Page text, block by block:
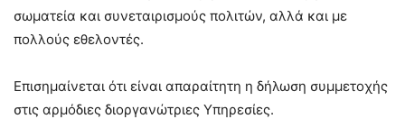
σωματεία και συνεταιρισμούς πολιτών, αλλά και με
πολλούς εθελοντές.
Επισημαίνεται ότι είναι απαραίτητη η δήλωση συμμετοχής
στις αρμόδιες διοργανώτριες Υπηρεσίες.